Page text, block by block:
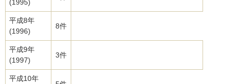
(1995)
平成8年
(1996)
8件
平成9年
(1997)
3件
平成10年